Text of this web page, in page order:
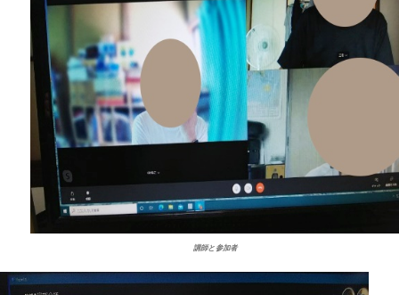
講師と参加者